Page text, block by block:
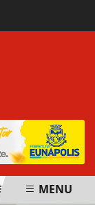
CONTRA
MENU